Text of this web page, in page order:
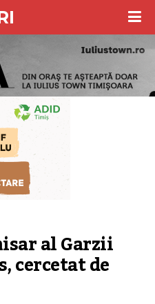
al Garzii
cercetat de